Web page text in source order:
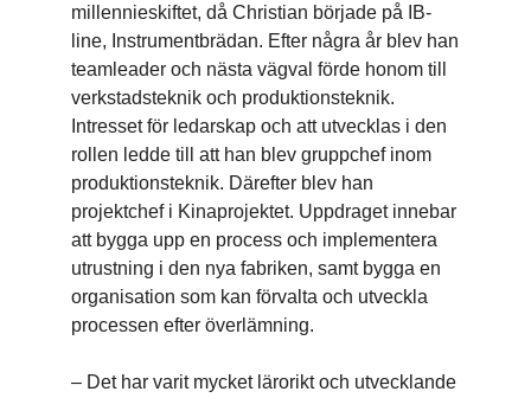
millennieskiftet, då Christian började på IB-
line, Instrumentbrädan. Efter några år blev han
teamleader och nästa vägval förde honom till
verkstadsteknik och produktionsteknik.
Intresset för ledarskap och att utvecklas i den
rollen ledde till att han blev gruppchef inom
produktionsteknik. Därefter blev han
projektchef i Kinaprojektet. Uppdraget innebar
att bygga upp en process och implementera
utrustning i den nya fabriken, samt bygga en
organisation som kan förvalta och utveckla
processen efter överlämning.
– Det har varit mycket lärorikt och utvecklande